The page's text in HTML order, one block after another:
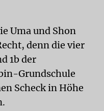
Uma und Shon
denn die vier
1b der
Grundschule
Scheck in Höhe